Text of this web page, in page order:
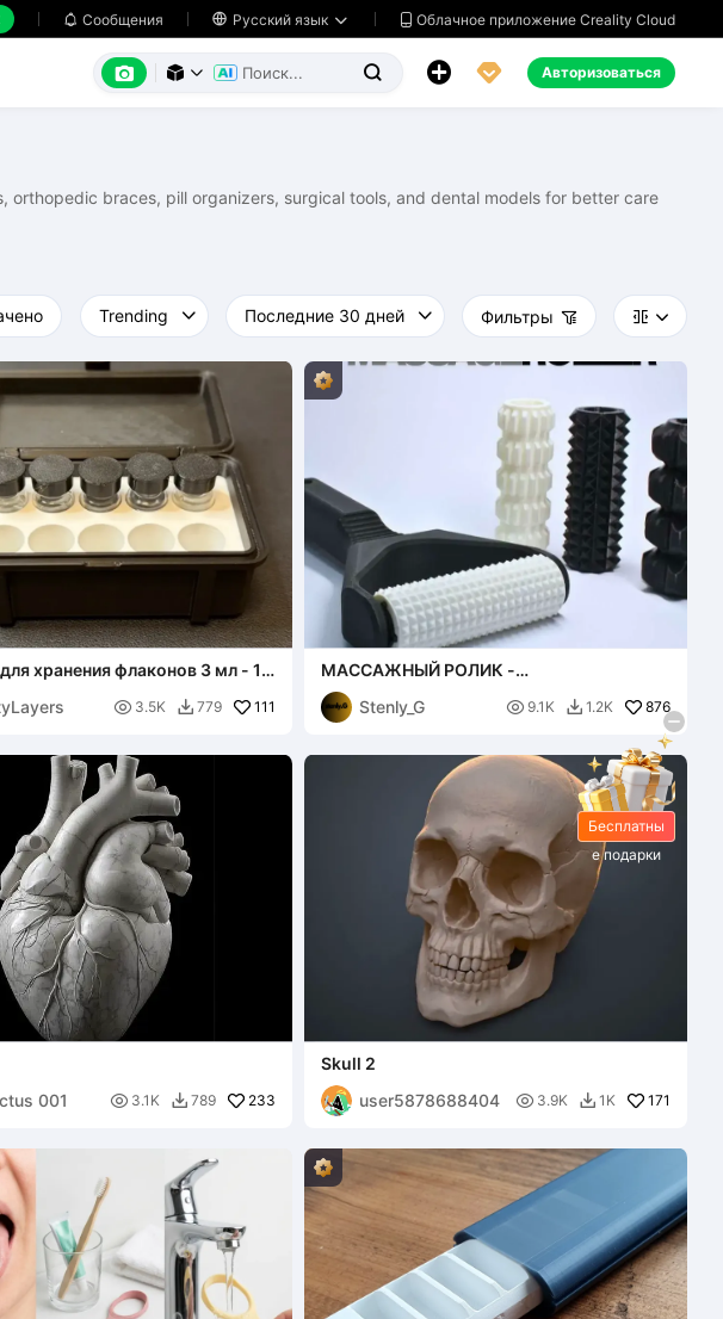
 Сообщения  Русский язык   Облачное приложение Creality Cloud
      Авторизоваться
braces, pill organizers, surgical tools, and dental models for better care
Фильтры   
хранения флаконов 3 мл - 10
оборудования)
 3.5K  779 111
МАССАЖНЫЙ РОЛИК -
МАДЕРОТЕРАПИЯ
Stenly_G
 9.1K  1.2K 876
001
 3.1K  789 233
Skull 2
user5878688404
 3.9K  1K 171
Бесплатны
е подарки